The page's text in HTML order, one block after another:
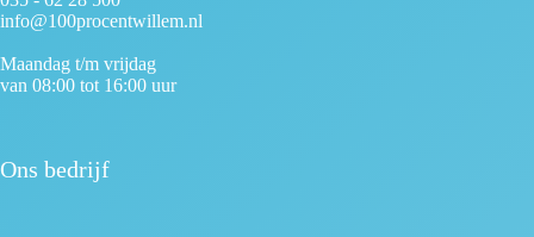
info@100procentwillem.nl
Maandag t/m vrijdag
van 08:00 tot 16:00 uur
Ons bedrijf